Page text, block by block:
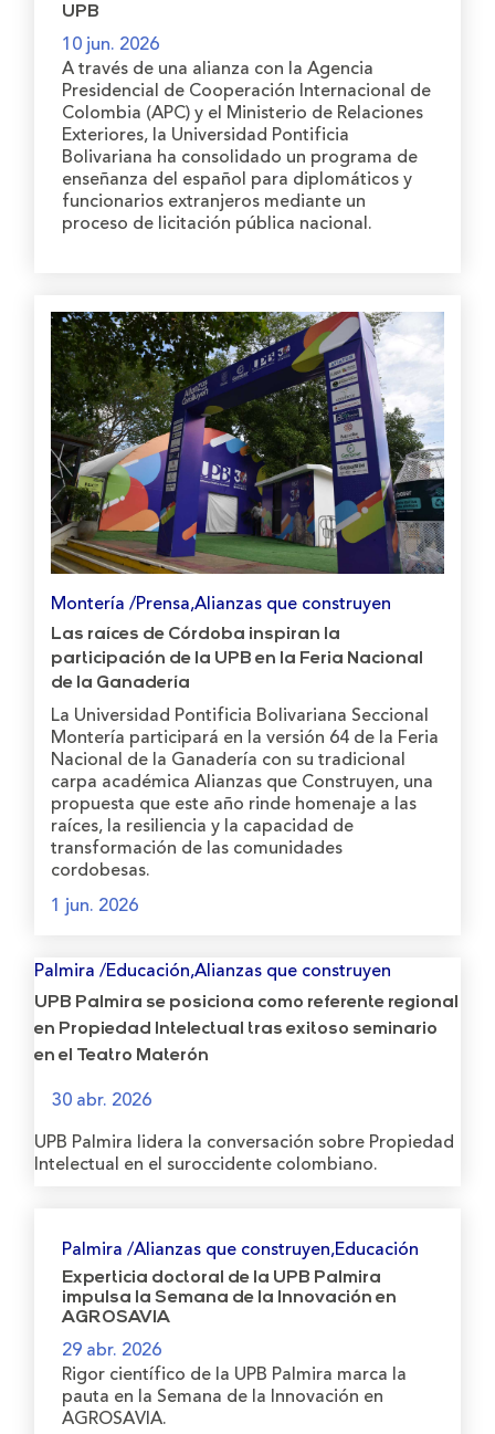
UPB
10 jun. 2026
A través de una alianza con la Agencia
Presidencial de Cooperación Internacional de
Colombia (APC) y el Ministerio de Relaciones
Exteriores, la Universidad Pontificia
Bolivariana ha consolidado un programa de
enseñanza del español para diplomáticos y
funcionarios extranjeros mediante un
proceso de licitación pública nacional.
Montería /Prensa,Alianzas que construyen
Las raíces de Córdoba inspiran la
participación de la UPB en la Feria Nacional
de la Ganadería
La Universidad Pontificia Bolivariana Seccional
Montería participará en la versión 64 de la Feria
Nacional de la Ganadería con su tradicional
carpa académica Alianzas que Construyen, una
propuesta que este año rinde homenaje a las
raíces, la resiliencia y la capacidad de
transformación de las comunidades
cordobesas.
1 jun. 2026
Palmira /Educación,Alianzas que construyen
UPB Palmira se posiciona como referente regional
en Propiedad Intelectual tras exitoso seminario
en el Teatro Materón
30 abr. 2026
UPB Palmira lidera la conversación sobre Propiedad
Intelectual en el suroccidente colombiano.
Palmira /Alianzas que construyen,Educación
Experticia doctoral de la UPB Palmira
impulsa la Semana de la Innovación en
AGROSAVIA
29 abr. 2026
Rigor científico de la UPB Palmira marca la
pauta en la Semana de la Innovación en
AGROSAVIA.